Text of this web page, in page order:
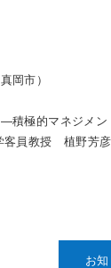
岡市）
積極的マネジメン
教授 植野芳彦
お